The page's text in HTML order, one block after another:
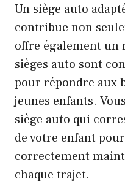
Un siège auto
contribue non
offre également
sièges auto sont
pour répondre aux
jeunes enfants.
siège auto qui
de votre enfant
correctement
chaque trajet.